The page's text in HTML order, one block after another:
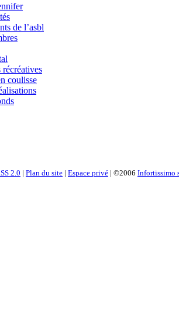
de l’asbl
récréatives
coulisse
2.0 | Plan du site | Espace privé | ©2006 Infortissimo